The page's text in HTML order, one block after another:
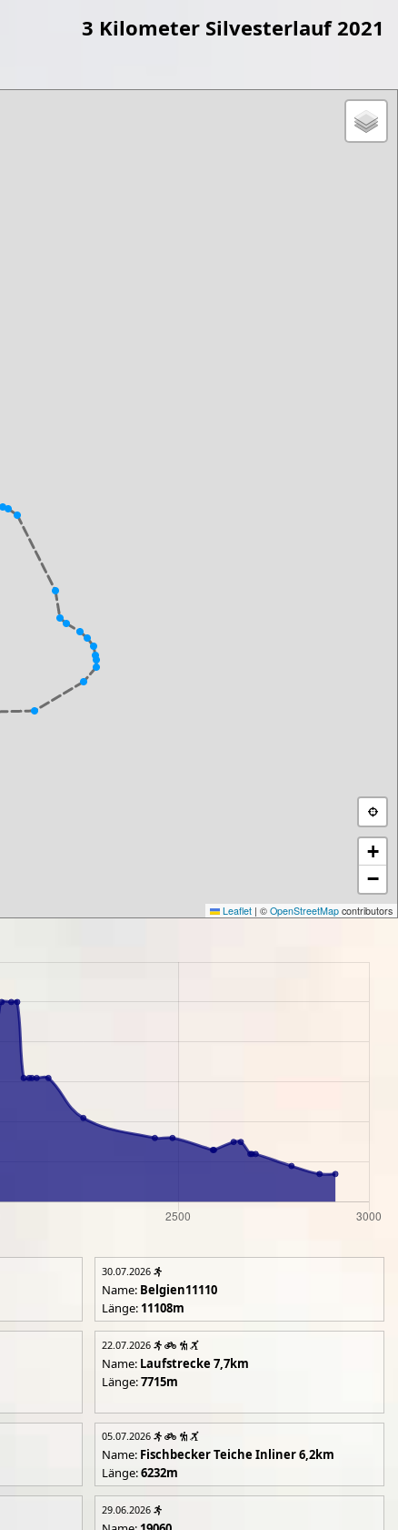
3 Kilometer Silvesterlauf 2021
+
−
Leaflet | © OpenStreetMap contributors
30.07.2026
Name: Belgien11110
Länge: 11108m
22.07.2026
Name: Laufstrecke 7,7km
Länge:7715m
05.07.2026
Name: Fischbecker Teiche Inliner 6,2km
Länge:6232m
29.06.2026